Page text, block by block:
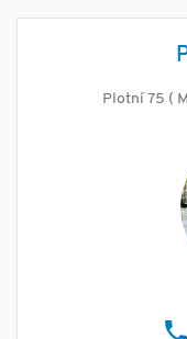
Plotní 75 (